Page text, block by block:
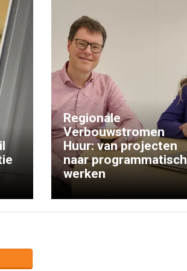
Regionale
Verbouwstromen
Huur: van projecten
naar programmatisch
werken